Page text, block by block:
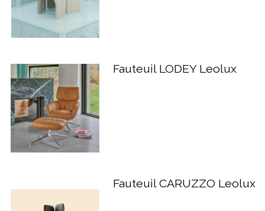
Fauteuil LODEY Leolux
Fauteuil CARUZZO Leolux